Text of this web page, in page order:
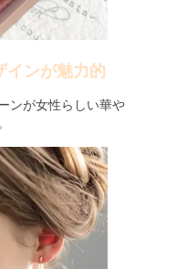
インが魅力的
ンが女性らしい華や